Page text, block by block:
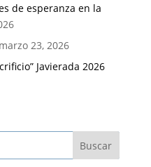
de esperanza en la
marzo 23, 2026
Javierada 2026